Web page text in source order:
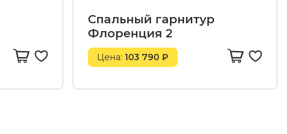
Спальный гарнитур
Флоренция 2
Цена: 103 790 ₽